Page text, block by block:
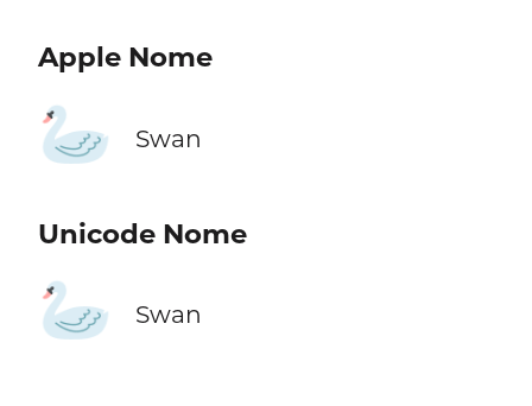
Apple Nome
🦢 Swan
Unicode Nome
🦢 Swan